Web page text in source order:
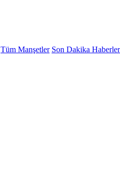
Tüm Manşetler Son Dakika